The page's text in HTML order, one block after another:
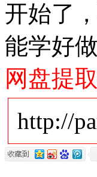
开始了
能学好
网盘提
http://